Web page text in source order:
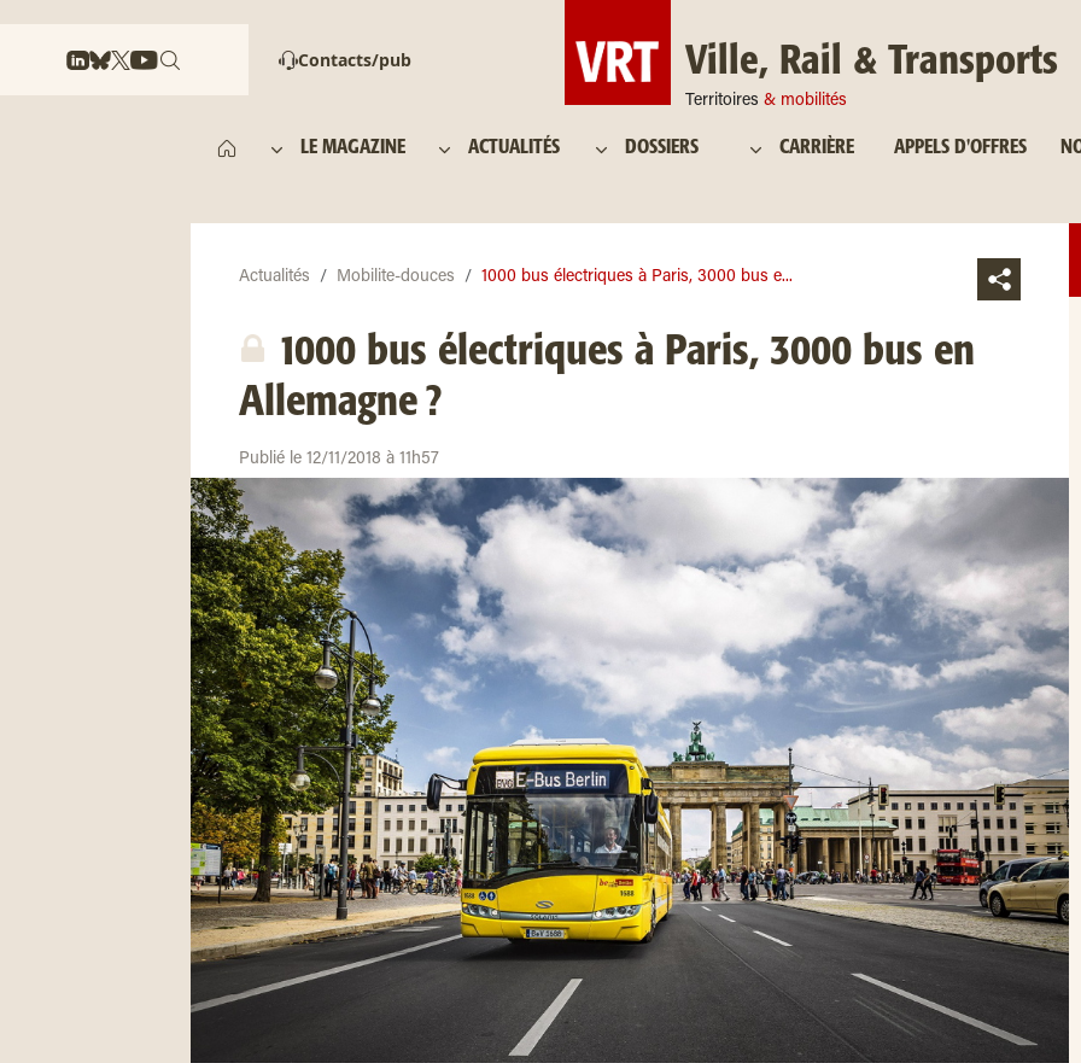
Contacts/pub Ville, Rail & Transports
Territoires & mobilités
LE MAGAZINE ACTUALITÉS DOSSIERS CARRIÈRE APPELS D'OFFRES
Actualités Mobilite-douces 1000 bus électriques à Paris, 3000 bus e...
1000 bus électriques à Paris, 3000 bus en
Allemagne ?
Publié le 12/11/2018 à 11h57